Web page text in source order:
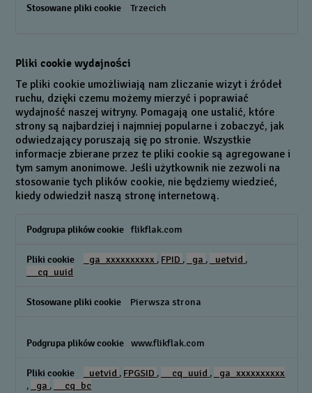
Trzecich
Pliki cookie wydajności
Te pliki cookie umożliwiają nam zliczanie wizyt i źródeł
ruchu, dzięki czemu możemy mierzyć i poprawiać
wydajność naszej witryny. Pomagają one ustalić, które
strony są najbardziej i najmniej popularne i zobaczyć, jak
odwiedzający poruszają się po stronie. Wszystkie
informacje zbierane przez te pliki cookie są agregowane i
tym samym anonimowe. Jeśli użytkownik nie zezwoli na
stosowanie tych plików cookie, nie będziemy wiedzieć,
kiedy odwiedził naszą stronę internetową.
cookie
flikflak.com
_ga_xxxxxxxxxx , FPID , _ga , _uetvid ,
__cq_uuid
Pierwsza strona
www.flikflak.com
_uetvid , FPGSID , __cq_uuid ,
_ga_xxxxxxxxxx
,
_ga , __cq_bc